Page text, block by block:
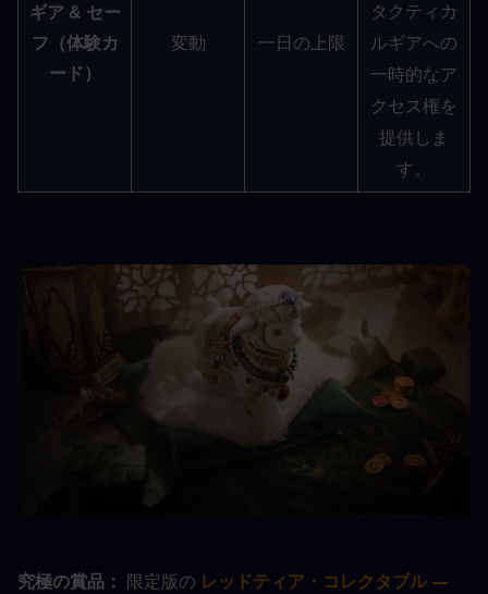
ギア & セー
フ（体験カ
ード）
変動 一日の上限
タクティカ
ルギアへの
一時的なア
クセス権を
提供しま
す。
究極の賞品： 限定版の レッドティア・コレクタブル —